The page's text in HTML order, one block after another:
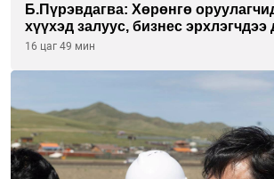
Б.Пүрэвдагва: Хөрөнгө
хүүхэд залуус, бизнес
инкубатор төвүүдийг хотын захын
16 цаг 49 мин